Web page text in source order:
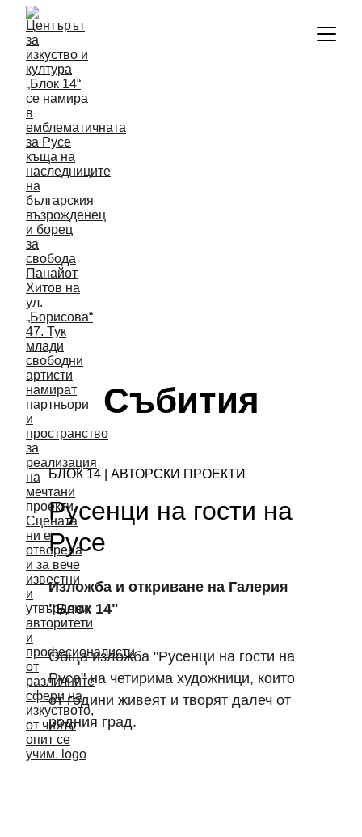
Събития
БЛОК 14 | АВТОРСКИ ПРОЕКТИ
Русенци на гости на
Русе
Изложба и откриване на Галерия
"Блок 14"
Обща изложба "Русенци на гости на
Русе" на четирима художници, които
от години живеят и творят далеч от
родния град.